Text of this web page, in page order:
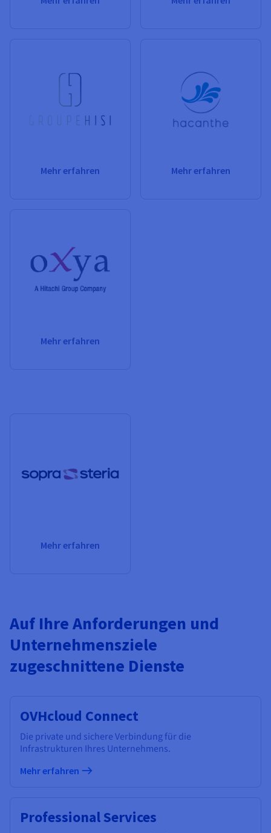
Mehr erfahren Mehr erfahren
Mehr erfahren
Mehr erfahren
Auf Ihre Anforderungen und
Unternehmensziele
zugeschnittene Dienste
OVHcloud Connect
Die private und sichere Verbindung für die
Infrastrukturen Ihres Unternehmens.
Mehr erfahren
Professional Services